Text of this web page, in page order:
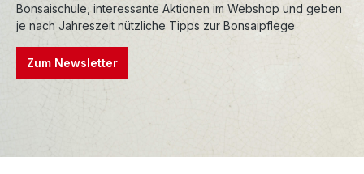
Bonsaischule, interessante Aktionen im Webshop und geben
je nach Jahreszeit nützliche Tipps zur Bonsaipflege
Zum Newsletter